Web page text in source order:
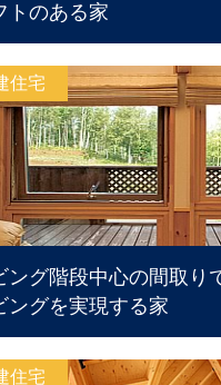
トのある家
住宅
ング階段中心の間取り
ングを実現する家
住宅